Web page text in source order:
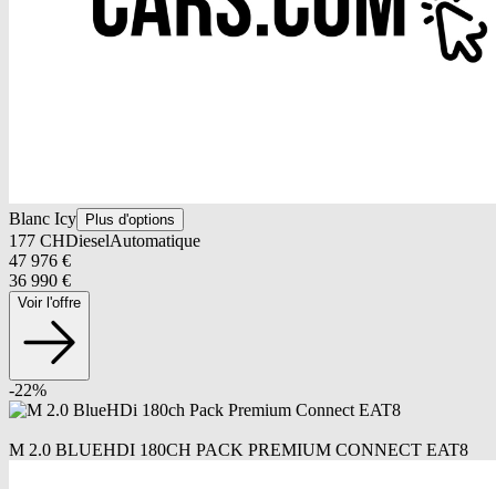
Blanc Icy Plus d'options
177 CHDieselAutomatique
47 976 €
36 990 €
Voir l'offre
-22%
M 2.0 BLUEHDI 180CH PACK PREMIUM CONNECT EAT8